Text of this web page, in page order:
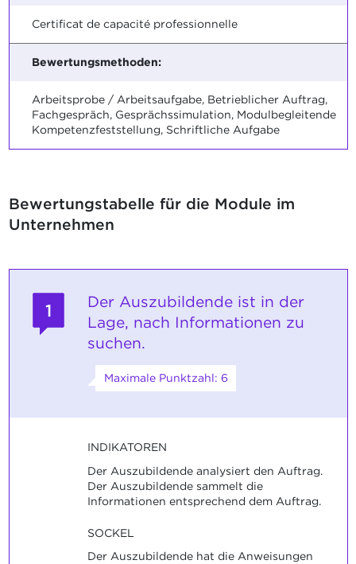
Certificat de capacité professionnelle
Bewertungsmethoden:
Arbeitsprobe / Arbeitsaufgabe, Betrieblicher Auftrag,
Fachgespräch, Gesprächssimulation, Modulbegleitende
Kompetenzfeststellung, Schriftliche Aufgabe
Bewertungstabelle für die Module im
Unternehmen
1
Der Auszubildende ist in der
Lage, nach Informationen zu
suchen.
Maximale Punktzahl: 6
INDIKATOREN
Der Auszubildende analysiert den Auftrag.
Der Auszubildende sammelt die
Informationen entsprechend dem Auftrag.
SOCKEL
Der Auszubildende hat die Anweisungen